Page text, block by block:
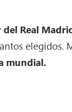
Real
elegidos.
mundial.